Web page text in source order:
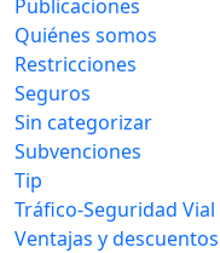
Publicaciones
Quiénes somos
Restricciones
Seguros
Sin categorizar
Subvenciones
Tip
Tráfico-Seguridad Vial
Ventajas y descuentos